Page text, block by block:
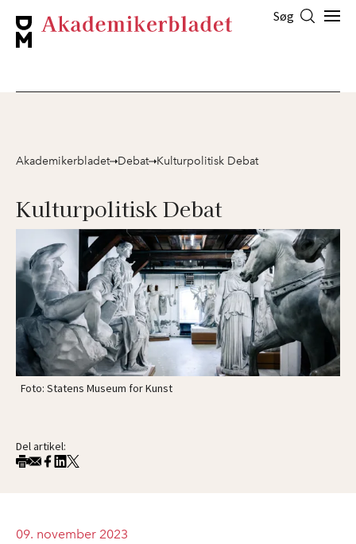
Søg
Akademikerbladet Debat Kulturpolitisk Debat
Kulturpolitisk Debat
Foto: Statens Museum for Kunst
Del artikel:
09. november 2023